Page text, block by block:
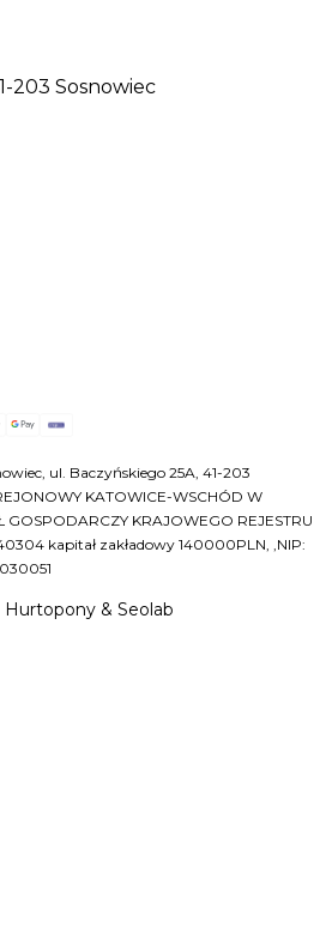
203 Sosnowiec
ul. Baczyńskiego 25A, 41-203
KATOWICE-WSCHÓD W
GOSPODARCZY KRAJOWEGO REJESTRU
kapitał zakładowy 140000PLN, ,NIP:
& Seolab